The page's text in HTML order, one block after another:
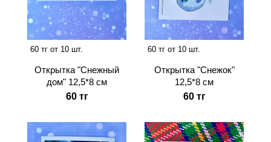
60 тг от 10 шт.
Открытка "Снежный
дом" 12,5*8 см
60 тг
60 тг от 10 шт.
Открытка "Снежок"
12,5*8 см
60 тг